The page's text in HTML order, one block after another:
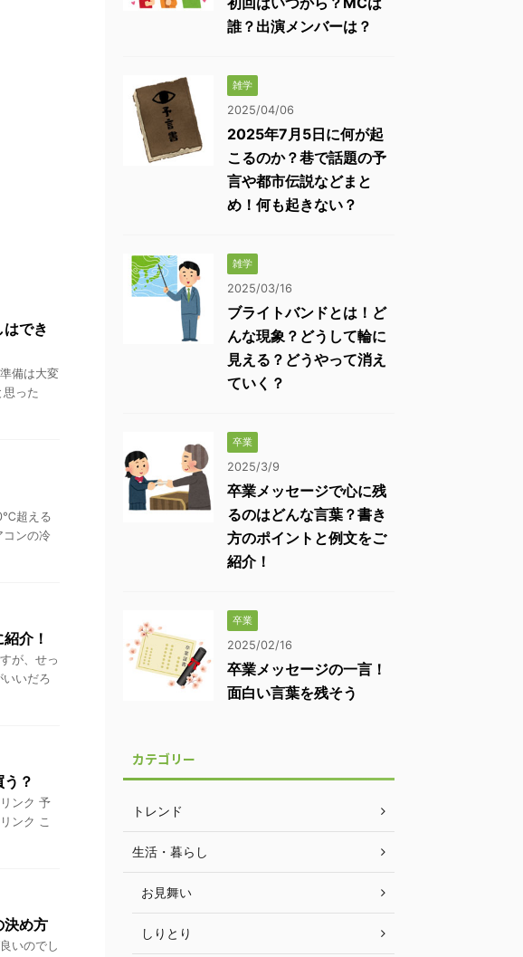
でき
備は大変
思った
超える
ンの冷
介！
が、せっ
いだろ
？
ンク 予
ンク こ
決め方
いのでし
誰？出演メンバーは？
雑学
2025/04/06
2025年7月5日に何が起
こるのか？巷で話題の予
言や都市伝説などまと
め！何も起きない？
雑学
2025/03/16
ブライトバンドとは！ど
んな現象？どうして輪に
見える？どうやって消え
ていく？
卒業
2025/3/9
卒業メッセージで心に残
るのはどんな言葉？書き
方のポイントと例文をご
紹介！
卒業
2025/02/16
卒業メッセージの一言！
面白い言葉を残そう
カテゴリー
トレンド
生活・暮らし
お見舞い
しりとり